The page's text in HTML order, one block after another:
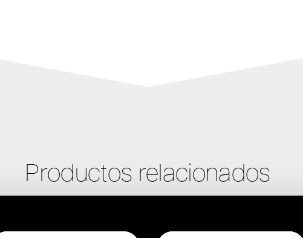
Productos relacionados